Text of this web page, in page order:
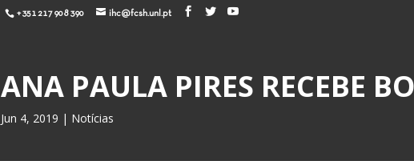
+351 217 908 390 ihc@fcsh.unl.pt
ANA PAULA PIRES RECEBE
Jun 4, 2019 | Notícias